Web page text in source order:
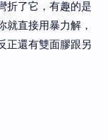
折了它，有趣的是
直接用暴力解，
正還有雙面膠跟另